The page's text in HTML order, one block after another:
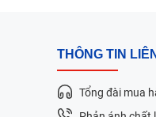
THÔNG TIN
Tổng đài mua